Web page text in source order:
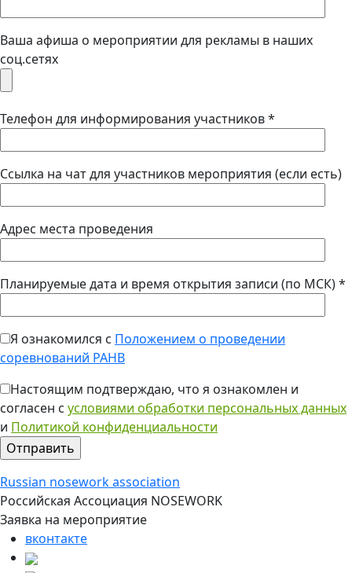
Ваша афиша о мероприятии для рекламы в наших
соц.сетях
Телефон для информирования участников *
Ссылка на чат для участников мероприятия (если есть)
Адрес места проведения
Планируемые дата и время открытия записи (по МСК) *
Я ознакомился с Положением о проведении
соревнований РАНВ
Настоящим подтверждаю, что я ознакомлен и
согласен с условиями обработки персональных данных
и Политикой конфиденциальности
Russian nosework association
Российская Ассоциация NOSEWORK
Заявка на мероприятие
вконтакте